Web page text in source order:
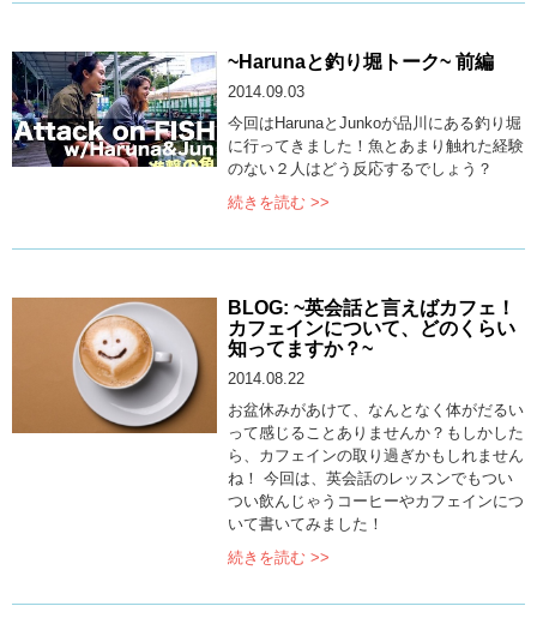
~Harunaと釣り堀トーク~ 前編
2014.09.03
今回はHarunaとJunkoが品川にある釣り堀
に行ってきました！魚とあまり触れた経験
のない２人はどう反応するでしょう？
続きを読む >>
BLOG: ~英会話と言えばカフェ！
カフェインについて、どのくらい
知ってますか？~
2014.08.22
お盆休みがあけて、なんとなく体がだるい
って感じることありませんか？もしかした
ら、カフェインの取り過ぎかもしれません
ね！ 今回は、英会話のレッスンでもつい
つい飲んじゃうコーヒーやカフェインにつ
いて書いてみました！
続きを読む >>